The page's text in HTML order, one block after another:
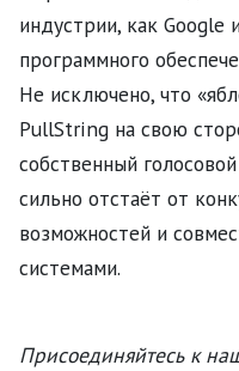
индустрии, как Google
программного
Не исключено, что
PullString на свою
собственный
сильно отстаёт от
возможностей и
системами.
Присоединяйтесь к